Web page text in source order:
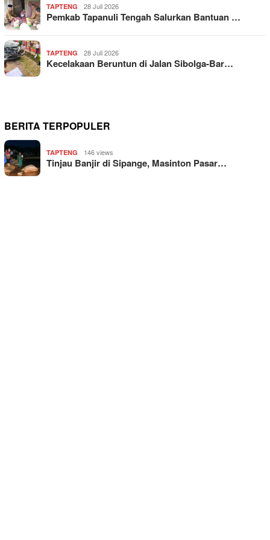
TAPTENG 28 Juli 2026
Pemkab Tapanuli Tengah Salurkan Bantuan …
TAPTENG 28 Juli 2026
Kecelakaan Beruntun di Jalan Sibolga-Bar…
BERITA TERPOPULER
TAPTENG 146 views
Tinjau Banjir di Sipange, Masinton Pasar…